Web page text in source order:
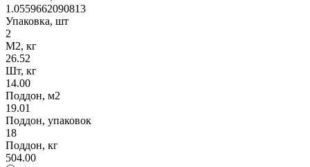
1.0559662090813
Упаковка, шт
2
М2, кг
26.52
Шт, кг
14.00
Поддон, м2
19.01
Поддон, упаковок
18
Поддон, кг
504.00